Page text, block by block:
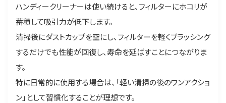
ハンディークリーナーは使い続けると、フィルターにホコリが
蓄積して吸引力が低下します。
清掃後にダストカップを空にし、フィルターを軽くブラッシング
するだけでも性能が回復し、寿命を延ばすことにつながりま
す。
特に日常的に使用する場合は、「軽い清掃の後のワンアクショ
ン」として習慣化することが理想です。